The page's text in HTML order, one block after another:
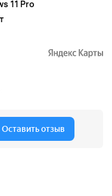
11 Pro